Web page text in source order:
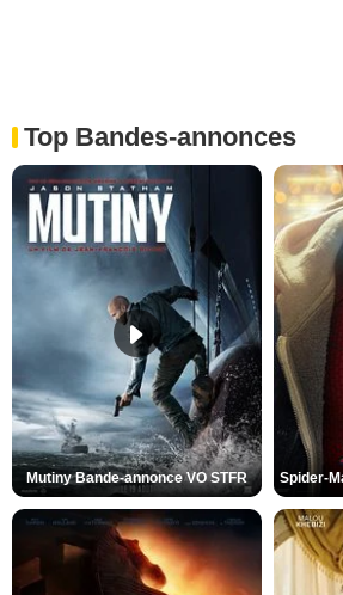
Top Bandes-annonces
Mutiny Bande-annonce VO STFR